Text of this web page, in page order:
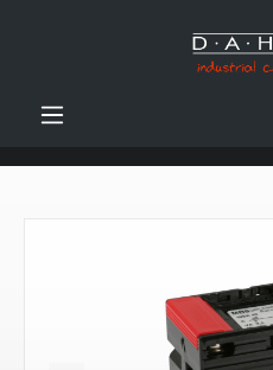
Zum Hauptinhalt springen
Bildergalerie